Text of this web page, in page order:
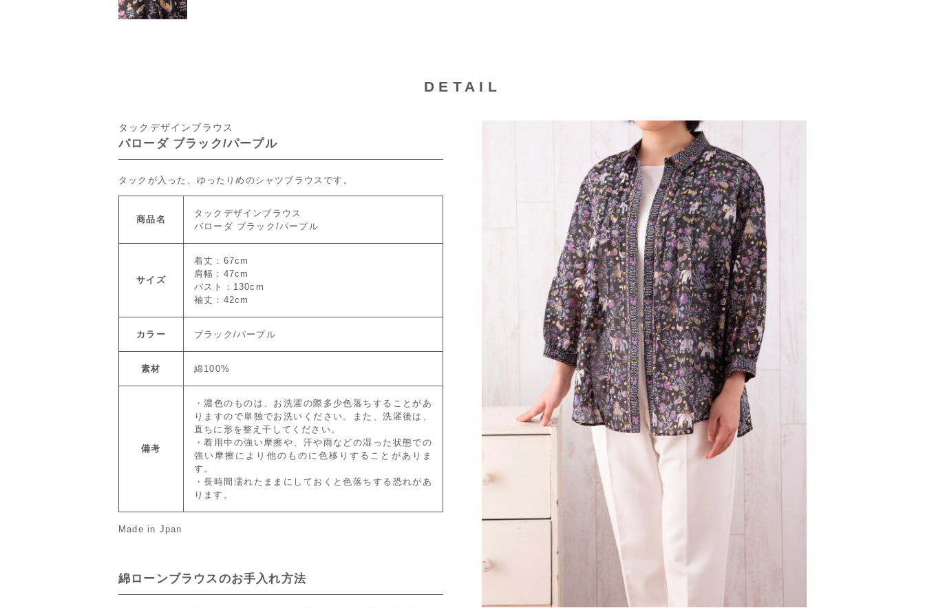
DETAIL
タックデザインブラウス
バローダ ブラック/パープル
タックが入った、ゆったりめのシャツブラウスです。
商品名
タックデザインブラウス
バローダ ブラック/パープル
サイズ
着丈：67cm
肩幅：47cm
バスト：130cm
袖丈：42cm
カラー ブラック/パープル
素材 綿100%
備考
・濃色のものは、お洗濯の際多少色落ちすることがあ
りますので単独でお洗いください。また、洗濯後は、
直ちに形を整え干してください。
・着用中の強い摩擦や、汗や雨などの湿った状態での
強い摩擦により他のものに色移りすることがありま
す。
・長時間濡れたままにしておくと色落ちする恐れがあ
ります。
Made in Jpan
綿ローンブラウスのお手入れ方法